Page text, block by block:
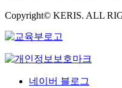
Copyright© KERIS. ALL
네이버 블로그